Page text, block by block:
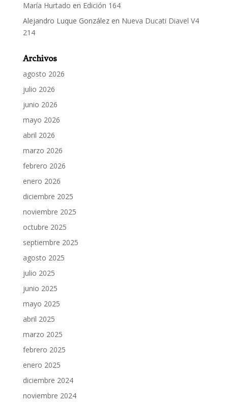
María Hurtado en Edición 164
Alejandro Luque Gonzálezen Nueva Ducati Diavel V4
214
Archivos
agosto 2026
julio 2026
junio 2026
mayo 2026
abril 2026
marzo 2026
febrero 2026
enero 2026
diciembre 2025
noviembre 2025
octubre 2025
septiembre 2025
agosto 2025
julio 2025
junio 2025
mayo 2025
abril 2025
marzo 2025
febrero 2025
enero 2025
diciembre 2024
noviembre 2024